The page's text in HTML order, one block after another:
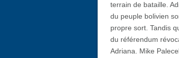
terrain de bataille.
du peuple bolivien
propre sort. Tandis
du référendum
Adriana. Mike